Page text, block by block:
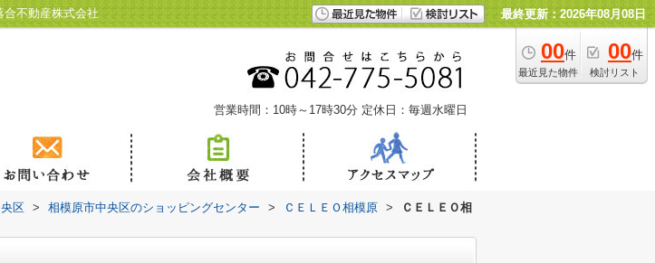
不動産株式会社 最終更新：2026年08月08日
00件
最近見た物件
00件
検討リスト
営業時間：10時～17時30分 定休日：毎週水曜日
区 > 相模原市中央区のショッピングセンター > ＣＥＬＥＯ相模原 >
ＣＥＬＥＯ相